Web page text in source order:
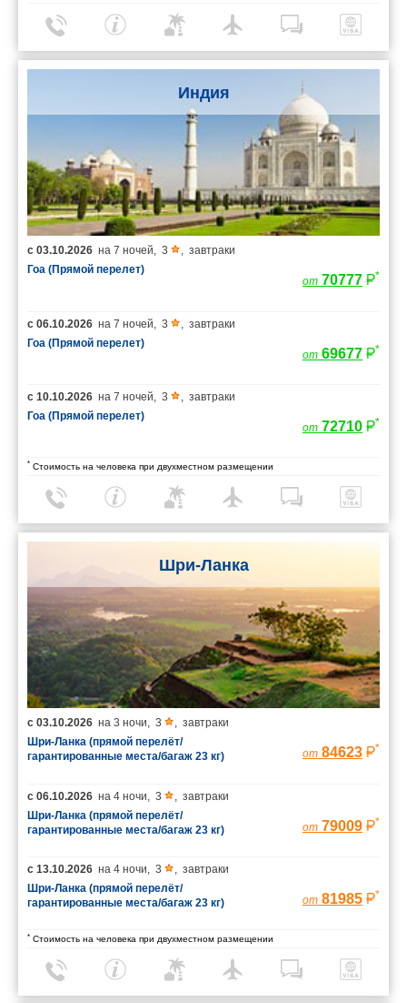
Индия
с 03.10.2026 на 7 ночей, 3 , завтраки
Гоа (Прямой перелет)
от 70777 *
с 06.10.2026 на 7 ночей, 3 , завтраки
Гоа (Прямой перелет)
от 69677 *
с 10.10.2026 на 7 ночей, 3 , завтраки
Гоа (Прямой перелет)
от 72710 *
* Стоимость на человека при двухместном размещении
Шри-Ланка
с 03.10.2026 на 3 ночи, 3 , завтраки
Шри-Ланка (прямой перелёт/
гарантированные места/багаж 23 кг)
от 84623 *
с 06.10.2026 на 4 ночи, 3 , завтраки
Шри-Ланка (прямой перелёт/
гарантированные места/багаж 23 кг)
от 79009 *
с 13.10.2026 на 4 ночи, 3 , завтраки
Шри-Ланка (прямой перелёт/
гарантированные места/багаж 23 кг)
от 81985 *
* Стоимость на человека при двухместном размещении